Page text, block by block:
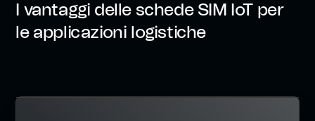
I vantaggi delle schede SIM IoT per
le applicazioni logistiche